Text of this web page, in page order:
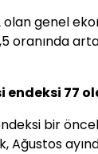
olan genel
oranında
endeksi 77
bir
Ağustos